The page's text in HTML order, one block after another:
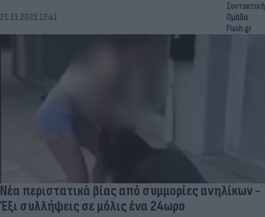
21.11.2023 12:41
Συντακτική
Ομάδα
Flash.gr
Νέα περιστατικά βίας από συμμορίες ανηλίκων -
Έξι συλλήψεις σε μόλις ένα 24ωρο